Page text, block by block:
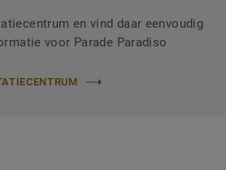
en vind daar eenvoudig
voor Parade Paradiso